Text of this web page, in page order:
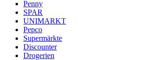
Penny
SPAR
UNIMARKT
Pepco
Supermärkte
Discounter
Drogerien